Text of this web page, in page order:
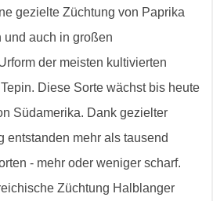
gezielte Züchtung von Paprika
und auch in großen
der meisten kultivierten
Diese Sorte wächst bis heute
Südamerika. Dank gezielter
entstanden mehr als tausend
- mehr oder weniger scharf.
Züchtung Halblanger